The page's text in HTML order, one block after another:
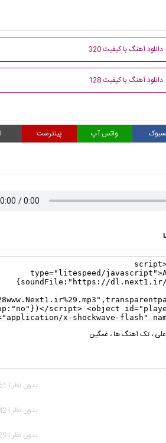
دانلود آهنگ با کیفیت 320
دانلود آهنگ با کیفیت 128
واتس آپ پینترست
،تک آهنگ ها،غمگین
بدون نظر | 1,361 بازدید
بدون نظر | 2,942 بازدید
بدون نظر | 9,929 بازدید